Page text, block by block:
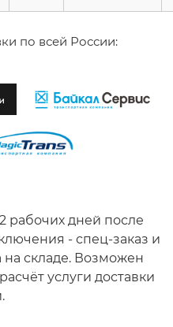
по всей России:
рабочих дней после
- спец-заказ и
на складе. Возможен
услуги доставки